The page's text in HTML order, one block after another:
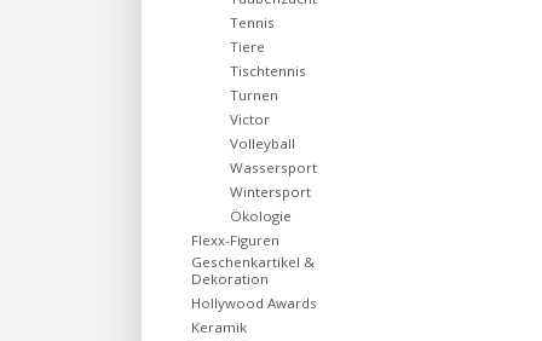
Tennis
Tiere
Tischtennis
Turnen
Victor
Volleyball
Wassersport
Wintersport
Ökologie
Flexx-Figuren
Geschenkartikel &
Dekoration
Hollywood Awards
Keramik